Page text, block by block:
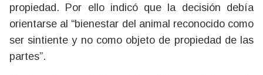
propiedad. Por ello indicó que la decisión debía
orientarse al “bienestar del animal reconocido como
ser sintiente y no como objeto de propiedad de las
partes”.